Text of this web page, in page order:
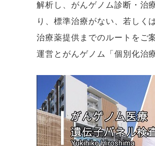
解析し、がんゲノム診断・治
り、標準治療がない、若しく
治療薬提供までのルートをご
運営とがんゲノム「個別化治